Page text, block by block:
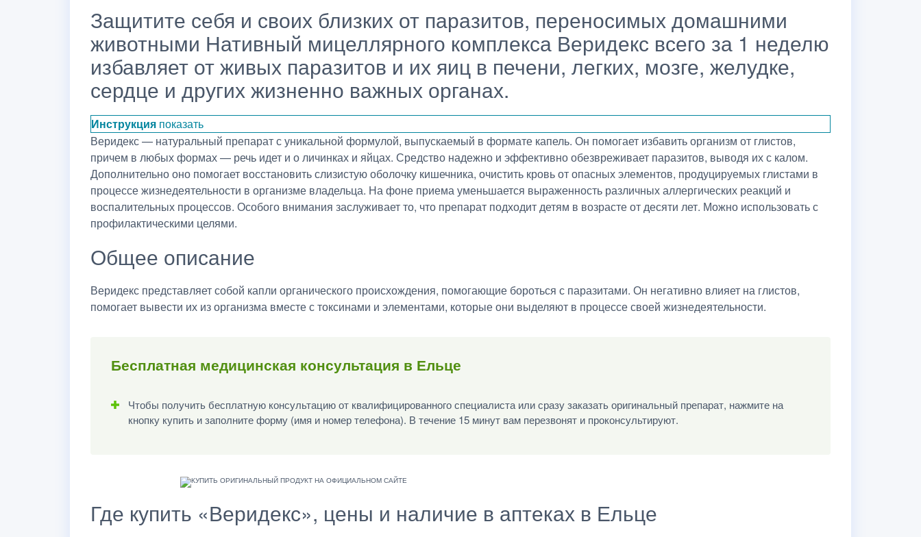
Защитите себя и своих близких от паразитов, переносимых домашними
животными Нативный мицеллярного комплекса Веридекс всего за 1 неделю
избавляет от живых паразитов и их яиц в печени, легких, мозге, желудке,
сердце и других жизненно важных органах.
Инструкция показать
Веридекс — натуральный препарат с уникальной формулой, выпускаемый в формате капель. Он помогает избавить организм от глистов,
причем в любых формах — речь идет и о личинках и яйцах. Средство надежно и эффективно обезвреживает паразитов, выводя их с калом.
Дополнительно оно помогает восстановить слизистую оболочку кишечника, очистить кровь от опасных элементов, продуцируемых глистами в
процессе жизнедеятельности в организме владельца. На фоне приема уменьшается выраженность различных аллергических реакций и
воспалительных процессов. Особого внимания заслуживает то, что препарат подходит детям в возрасте от десяти лет. Можно использовать с
профилактическими целями.
Общее описание
Веридекс представляет собой капли органического происхождения, помогающие бороться с паразитами. Он негативно влияет на глистов,
помогает вывести их из организма вместе с токсинами и элементами, которые они выделяют в процессе своей жизнедеятельности.
Бесплатная медицинская консультация в Ельце
Чтобы получить бесплатную консультацию от квалифицированного специалиста или сразу заказать оригинальный препарат, нажмите на
кнопку купить и заполните форму (имя и номер телефона). В течение 15 минут вам перезвонят и проконсультируют.
Где купить «Веридекс», цены и наличие в аптеках в Ельце